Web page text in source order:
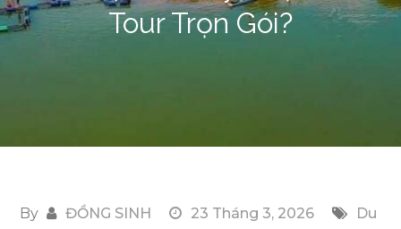
Tour Trọn Gói?
By ĐỒNG SINH 23 Tháng 3, 2026
Du